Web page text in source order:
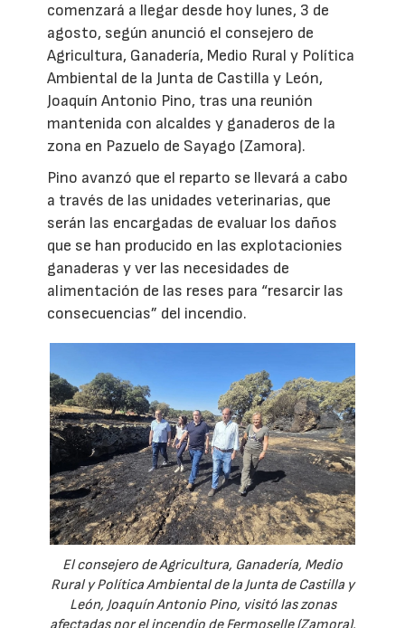
comenzará a llegar desde hoy lunes, 3 de
agosto, según anunció el consejero de
Agricultura, Ganadería, Medio Rural y Política
Ambiental de la Junta de Castilla y León,
Joaquín Antonio Pino, tras una reunión
mantenida con alcaldes y ganaderos de la
zona en Pazuelo de Sayago (Zamora).
Pino avanzó que el reparto se llevará a cabo
a través de las unidades veterinarias, que
serán las encargadas de evaluar los daños
que se han producido en las explotacionies
ganaderas y ver las necesidades de
alimentación de las reses para “resarcir las
consecuencias” del incendio.
El consejero de Agricultura, Ganadería, Medio
Rural y Política Ambiental de la Junta de Castilla y
León, Joaquín Antonio Pino, visitó las zonas